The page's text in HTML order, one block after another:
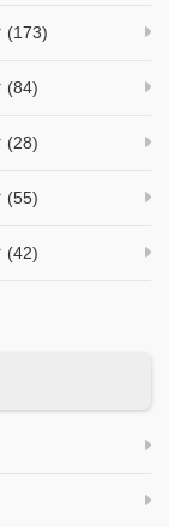
(173)
(84)
(28)
(55)
(42)